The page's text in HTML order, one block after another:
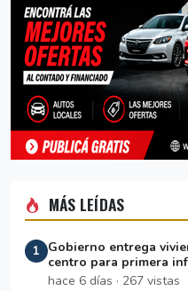
MÁS LEÍDAS
1
Gobierno entrega
centro para primera
hace 6 días · 267 vistas